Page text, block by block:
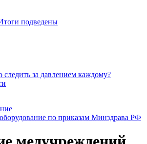
подведены
за давлением каждому?
по приказам Минздрава РФ